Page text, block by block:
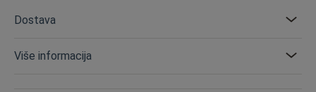
Dostava
Više informacija